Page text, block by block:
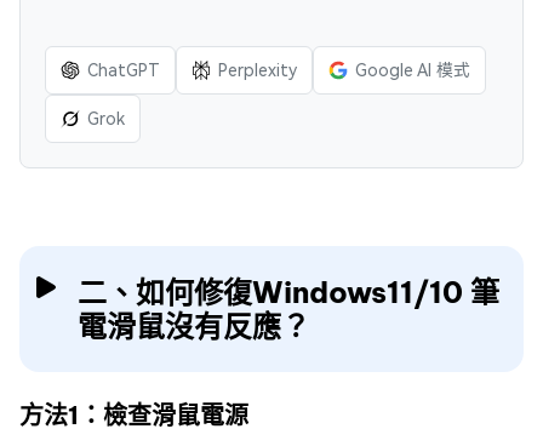
ChatGPT Perplexity Google AI 模式
Grok
二、如何修復Windows11/10 筆
電滑鼠沒有反應？
方法1：檢查滑鼠電源